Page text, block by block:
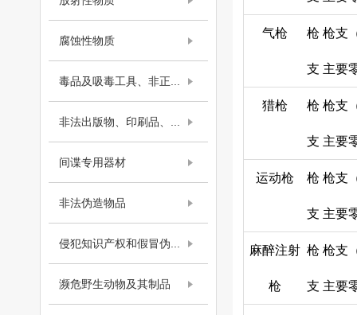
腐蚀性物质
毒品及吸毒工具、非正...
非法出版物、印刷品、...
间谍专用器材
非法伪造物品
侵犯知识产权和假冒伪...
濒危野生动物及其制品
气枪 枪
支
枪支
主要
猎枪 枪
支
枪支
主要
运动枪 枪
支
枪支
主要
麻醉注射
枪
枪
支
枪支
主要